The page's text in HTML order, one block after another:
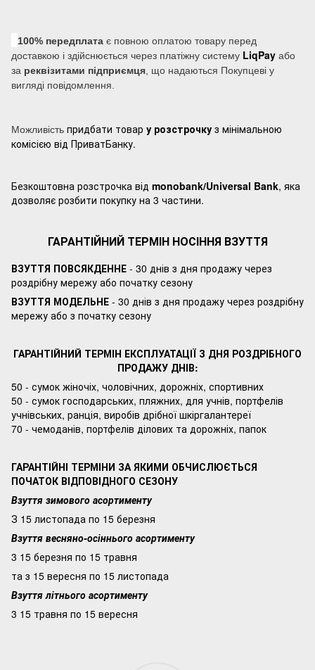
100% передплата є повною оплатою товару перед
доставкою і здійснюється через платіжну систему LiqPay або
за реквізитами підприємця , що надаються Покупцеві у
вигляді повідомлення.
Можливість придбати товар у розстрочку з мінімальною
комісією від ПриватБанку.
Безкоштовна розстрочка від monobank/Universal Bank, яка
дозволяє розбити покупку на 3 частини.
ГАРАНТІЙНИЙ ТЕРМІН НОСІННЯ ВЗУТТЯ
ВЗУТТЯ ПОВСЯКДЕННЕ - 30 днів з дня продажу через
роздрібну мережу або початку сезону
ВЗУТТЯ МОДЕЛЬНЕ - 30 днів з дня продажу через роздрібну
мережу або з початку сезону
ГАРАНТІЙНИЙ ТЕРМІН ЕКСПЛУАТАЦІЇ З ДНЯ РОЗДРІБНОГО
ПРОДАЖУ ДНІВ:
50 - сумок жіночіх, чоловічних, дорожніх, спортивних
50 - сумок господарських, пляжних, для учнів, портфелів
учнівських, ранція, виробів дрібної шкіргалантереї
70 - чемоданів, портфелів ділових та дорожніх, папок
ГАРАНТІЙНІ ТЕРМІНИ ЗА ЯКИМИ ОБЧИСЛЮЄТЬСЯ
ПОЧАТОК ВІДПОВІДНОГО СЕЗОНУ
Взуття зимового асортименту
З 15 листопада по 15 березня
Взуття весняно-осіннього асортименту
3 15 березня по 15 травня
та з 15 вересня по 15 листопада
Взуття літнього асортименту
3 15 травня по 15 вересня